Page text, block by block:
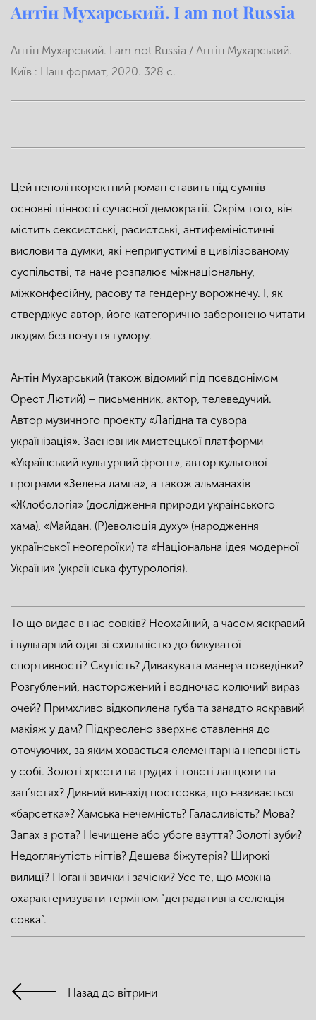
Антін Мухарський. I am not Russia
Антін Мухарський. I am not Russia / Антін Мухарський.
Київ : Наш формат, 2020. 328 с.
Цей неполіткоректний роман ставить під сумнів
основні цінності сучасної демократії. Окрім того, він
містить сексистські, расистські, антифеміністичні
вислови та думки, які неприпустимі в цивілізованому
суспільстві, та наче розпалює міжнаціональну,
міжконфесійну, расову та гендерну ворожнечу. І, як
стверджує автор, його категорично заборонено читати
людям без почуття гумору.
Антін Мухарський (також відомий під псевдонімом
Орест Лютий) – письменник, актор, телеведучий.
Автор музичного проекту «Лагідна та сувора
українізація». Засновник мистецької платформи
«Український культурний фронт», автор культової
програми «Зелена лампа», а також альманахів
«Жлобологія» (дослідження природи українського
хама), «Майдан. (Р)еволюція духу» (народження
української неогероїки) та «Національна ідея модерної
України» (українська футурологія).
То що видає в нас совків? Неохайний, а часом яскравий
і вульгарний одяг зі схильністю до бикуватої
спортивності? Скутість? Дивакувата манера поведінки?
Розгублений, насторожений і водночас колючий вираз
очей? Примхливо відкопилена губа та занадто яскравий
макіяж у дам? Підкреслено зверхнє ставлення до
оточуючих, за яким ховається елементарна непевність
у собі. Золоті хрести на грудях і товсті ланцюги на
зап’ястях? Дивний винахід постсовка, що називається
«барсетка»? Хамська нечемність? Галасливість? Мова?
Запах з рота? Нечищене або убоге взуття? Золоті зуби?
Недоглянутість нігтів? Дешева біжутерія? Широкі
вилиці? Погані звички і зачіски? Усе те, що можна
охарактеризувати терміном “деградативна селекція
совка”.
Назад до вітрини